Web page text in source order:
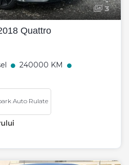
3
Quattro
240000 KM
Auto Rulate